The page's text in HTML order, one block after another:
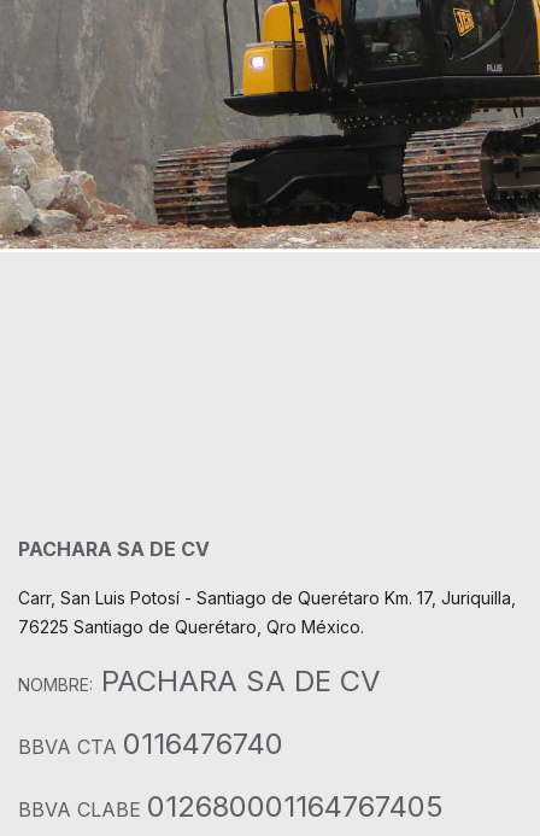
PACHARA SA DE CV
Carr, San Luis Potosí - Santiago de Querétaro Km. 17, Juriquilla,
76225 Santiago de Querétaro, Qro México.
NOMBRE: PACHARA SA DE CV
BBVA CTA 0116476740
BBVA CLABE 012680001164767405